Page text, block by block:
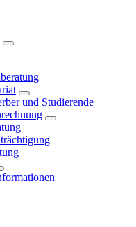
und Studierende